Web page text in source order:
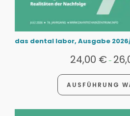
das dental labor, Ausgabe
24,00 €-
AUSFÜHRUNG